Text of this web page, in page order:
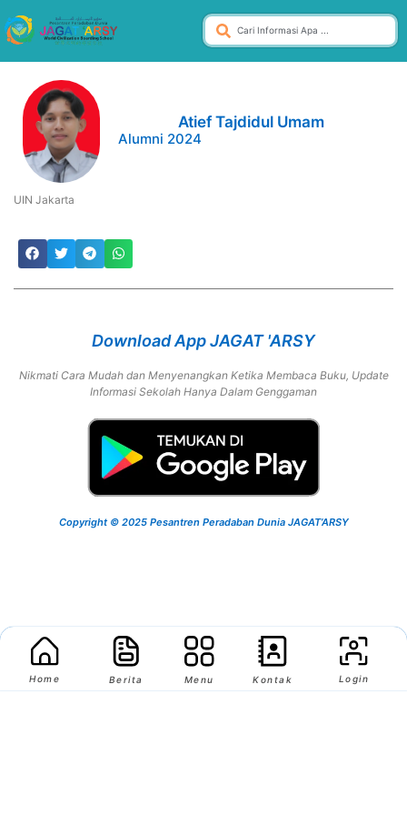
Atief Tajdidul Umam
Alumni 2024
UIN Jakarta
Download App JAGAT 'ARSY
Nikmati Cara Mudah dan Menyenangkan Ketika Membaca Buku, Update
Informasi Sekolah Hanya Dalam Genggaman
Copyright © 2025 Pesantren Peradaban Dunia JAGAT’ARSY
Home Berita Menu Kontak Login